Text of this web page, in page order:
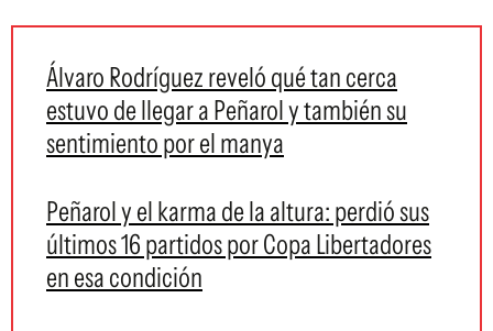
Álvaro Rodríguez reveló qué tan cerca
estuvo de llegar a Peñarol y también su
sentimiento por el manya
Peñarol y el karma de la altura: perdió sus
últimos 16 partidos por Copa Libertadores
en esa condición